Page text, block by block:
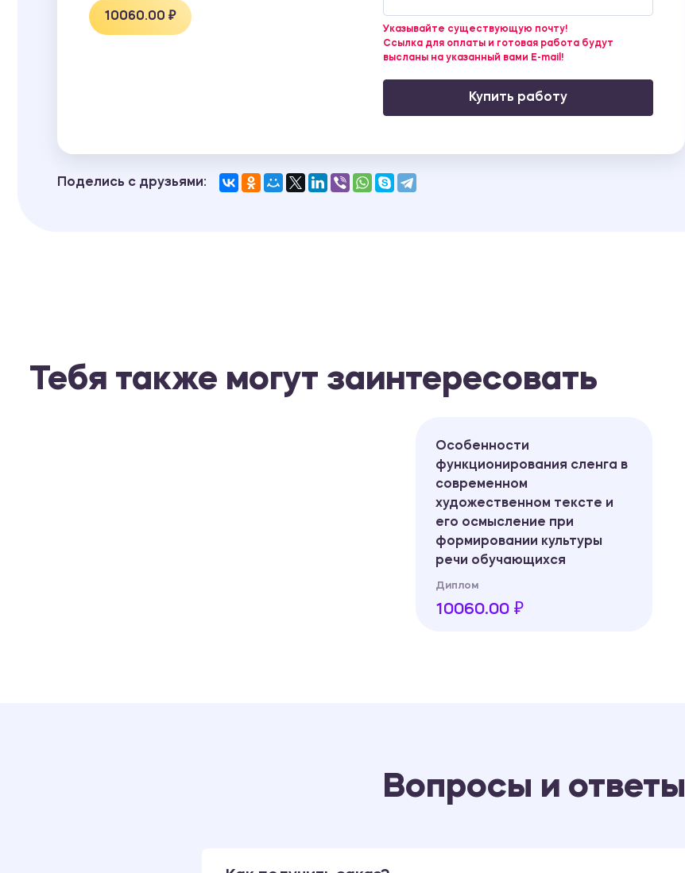
10060.00 ₽
Указывайте существующую почту!
Ссылка для оплаты и готовая работа будут
высланы на указанный вами E-mail!
Купить работу
Поделись с друзьями:
Тебя также могут заинтересовать
Особенности
функционирования сленга в
современном
художественном тексте и
его осмысление при
формировании культуры
речи обучающихся
Диплом
10060.00 ₽
Вопросы и ответы